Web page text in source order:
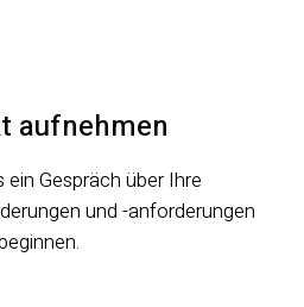
aufnehmen
ein Gespräch über Ihre
und -anforderungen